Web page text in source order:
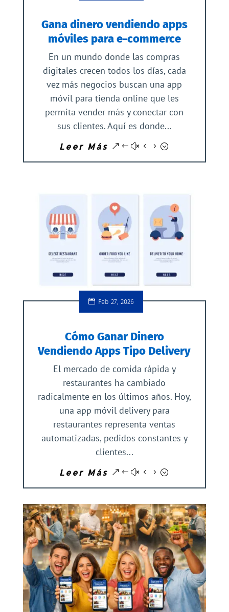
Gana dinero vendiendo apps
móviles para e-commerce
En un mundo donde las compras
digitales crecen todos los días, cada
vez más negocios buscan una app
móvil para tienda online que les
permita vender más y conectar con
sus clientes. Aquí es donde...
Leer Más
Feb 27, 2026
Cómo Ganar Dinero
Vendiendo Apps Tipo Delivery
El mercado de comida rápida y
restaurantes ha cambiado
radicalmente en los últimos años. Hoy,
una app móvil delivery para
restaurantes representa ventas
automatizadas, pedidos constantes y
clientes...
Leer Más